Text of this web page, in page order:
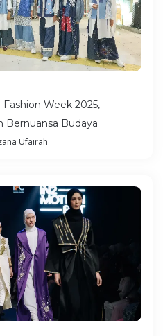
Fashion Week 2025,
Bernuansa Budaya
Ufairah